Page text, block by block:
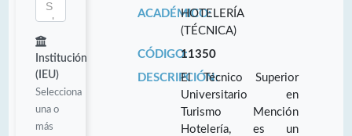
Institución
(IEU)
Selecciona
una o
más
ACADÉMICO:HOTELERÍA
(TÉCNICA)
CÓDIGO:11350
DESCRIPCIÓN:El Técnico Superior
Universitario en
Turismo Mención
Hotelería, es un